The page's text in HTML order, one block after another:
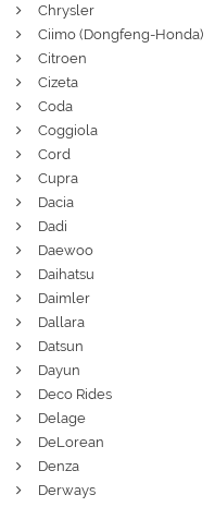
Chrysler
Ciimo (Dongfeng-Honda)
Citroen
Cizeta
Coda
Coggiola
Cord
Cupra
Dacia
Dadi
Daewoo
Daihatsu
Daimler
Dallara
Datsun
Dayun
Deco Rides
Delage
DeLorean
Denza
Derways